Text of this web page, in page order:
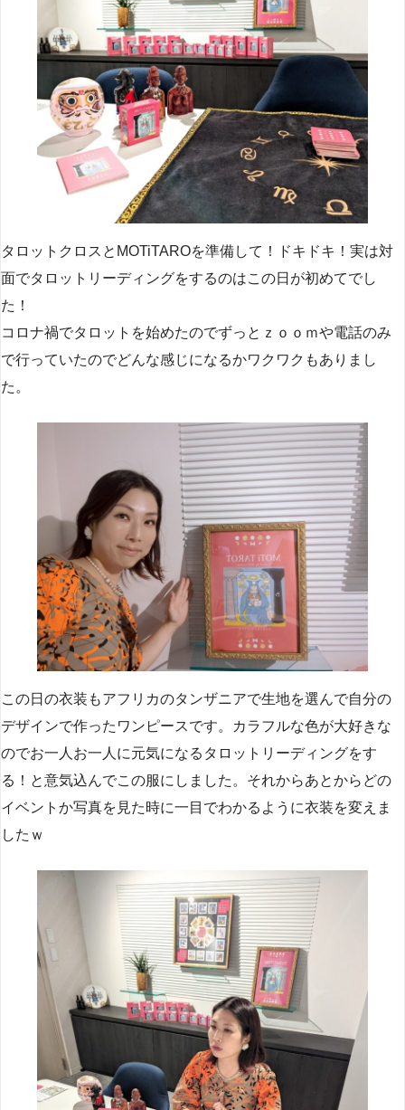
タロットクロスとMOTiTAROを準備して！ドキドキ！実は対
面でタロットリーディングをするのはこの日が初めてでし
た！
コロナ禍でタロットを始めたのでずっとｚｏｏｍや電話のみ
で行っていたのでどんな感じになるかワクワクもありまし
た。
この日の衣装もアフリカのタンザニアで生地を選んで自分の
デザインで作ったワンピースです。カラフルな色が大好きな
のでお一人お一人に元気になるタロットリーディングをす
る！と意気込んでこの服にしました。それからあとからどの
イベントか写真を見た時に一目でわかるように衣装を変えま
したｗ